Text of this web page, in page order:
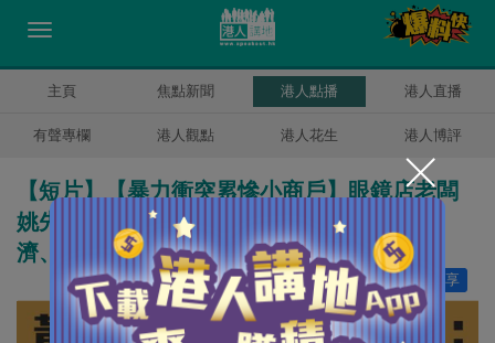
主頁 焦點新聞 港人點播 港人直播
有聲專欄 港人觀點 港人花生 港人博評
【短片】【暴力衝突累慘小商戶】眼鏡店老闆
姚先生：連串示威後少了30%生意、拖垮經
濟、暴力示威應要停止
分享
讚好 23